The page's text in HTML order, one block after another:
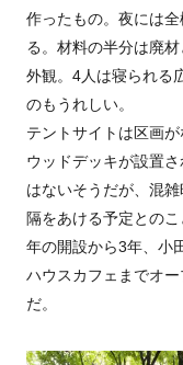
作ったもの。夜には
る。材料の半分は廃
外観。4人は寝られる
のもうれしい。
テントサイトは区画
ウッドデッキが設置
はないそうだが、混
隔をあける予定との
年の開設から3年、小
ハウスカフェまでオ
だ。